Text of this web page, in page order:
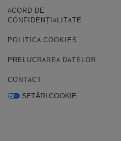
ACORD DE
CONFIDENȚIALITATE
POLITICA COOKIES
PRELUCRAREA DATELOR
CONTACT
SETĂRI COOKIE